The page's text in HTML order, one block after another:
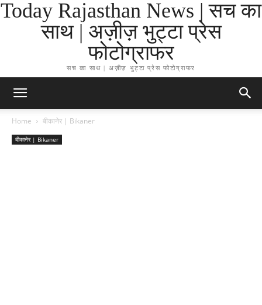
Today Rajasthan News | सच का
साथ | अज़ीज़ भुट्टा प्रेस
फोटोग्राफर
सच का साथ | अज़ीज़ भुट्टा प्रेस फोटोग्राफर
Home बीकानेर | Bikaner
बीकानेर | Bikaner